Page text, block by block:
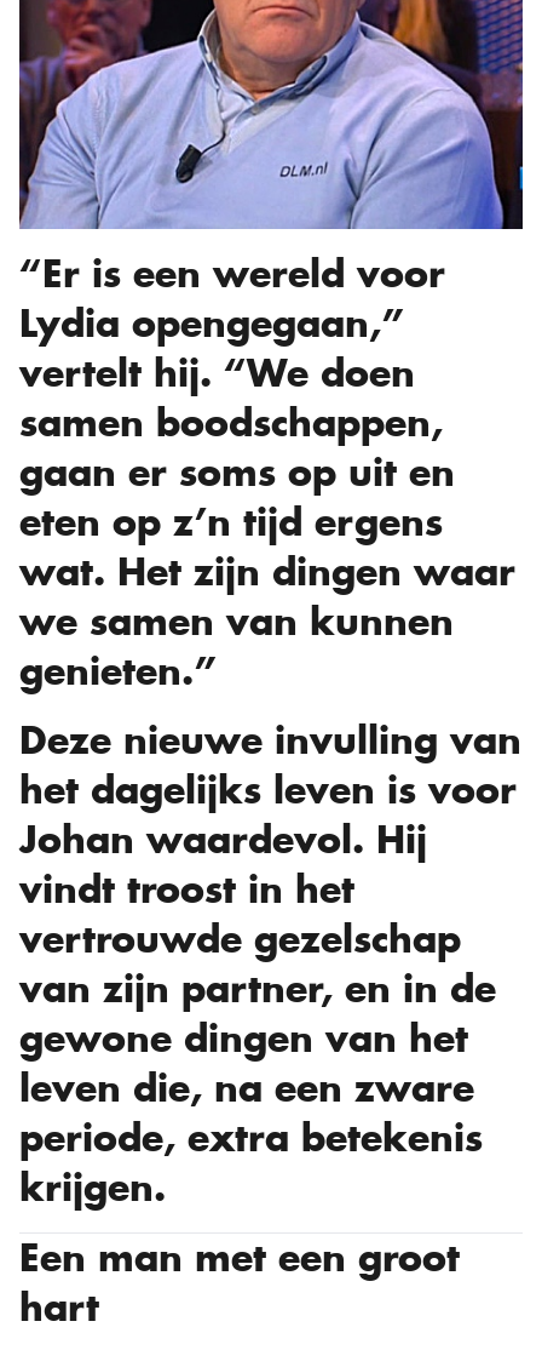
“Er is een wereld voor
Lydia opengegaan,”
vertelt hij. “We doen
samen boodschappen,
gaan er soms op uit en
eten op z’n tijd ergens
wat. Het zijn dingen waar
we samen van kunnen
genieten.”
Deze nieuwe invulling van
het dagelijks leven is voor
Johan waardevol. Hij
vindt troost in het
vertrouwde gezelschap
van zijn partner, en in de
gewone dingen van het
leven die, na een zware
periode, extra betekenis
krijgen.
Een man met een groot
hart